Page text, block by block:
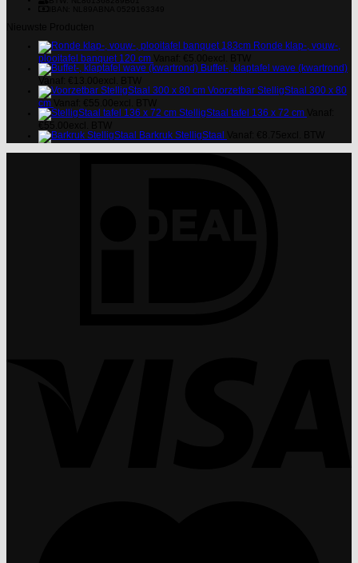
Ronde klap-, vouw-,
plooitafel banquet 120 cm
Buffet-, klaptafel wave (kwartrond)
Voorzetbar StelligStaal 300 x 80
cm
StelligStaal tafel 136 x 72 cm
Barkruk StelligStaal